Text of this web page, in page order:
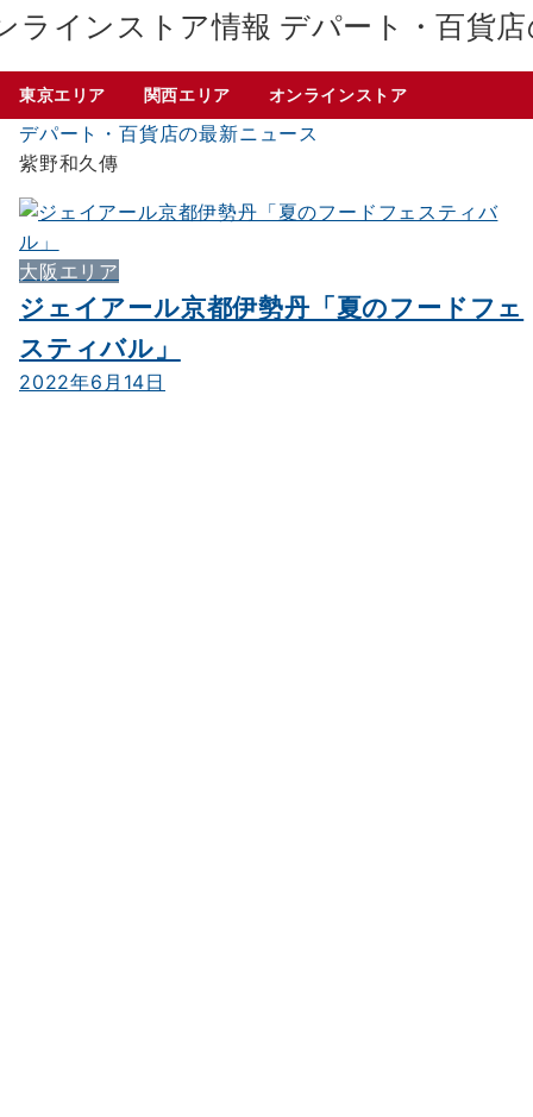
デパート・百貨
東京エリア 関西エリア オンラインストア
デパート・百貨店の最新ニュース
紫野和久傳
大阪エリア
ジェイアール京都伊勢丹「夏のフードフェ
スティバル」
2022年6月14日